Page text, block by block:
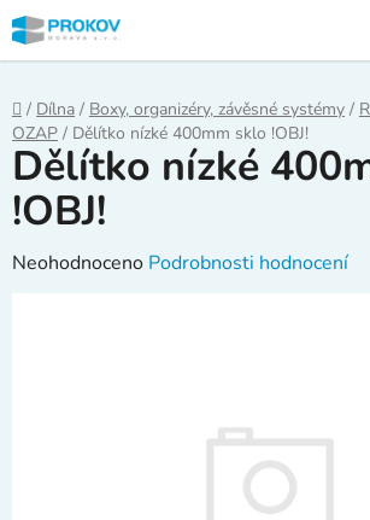
Přejít
na
obsah
Domů
/ Dílna / Boxy, organizéry, závěsné systémy /
OZAP / Dělítko nízké 400mm sklo !OBJ!
Dělítko nízké
!OBJ!
Průměrné
Neohodnoceno Podrobnosti hodnocení